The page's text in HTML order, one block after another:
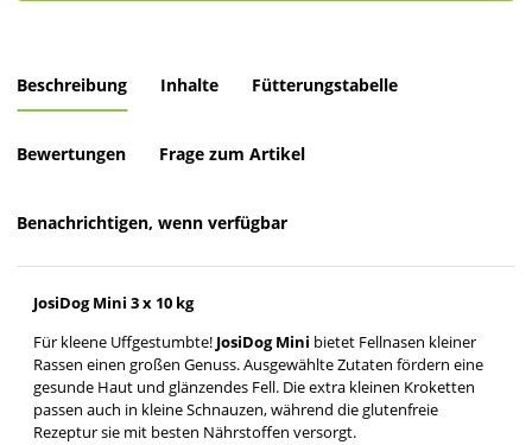
Beschreibung Inhalte Fütterungstabelle
Bewertungen Frage zum Artikel
Benachrichtigen, wenn verfügbar
JosiDog Mini 3 x 10 kg
Für kleene Uffgestumbte! JosiDog Mini bietet Fellnasen kleiner
Rassen einen großen Genuss. Ausgewählte Zutaten fördern eine
gesunde Haut und glänzendes Fell. Die extra kleinen Kroketten
passen auch in kleine Schnauzen, während die glutenfreie
Rezeptur sie mit besten Nährstoffen versorgt.